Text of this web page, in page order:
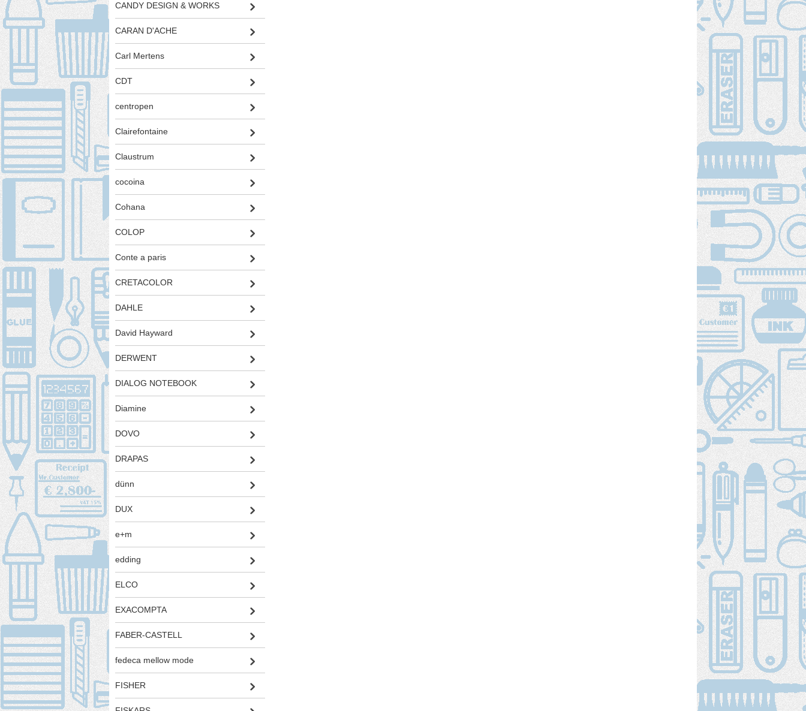
CANDY DESIGN & WORKS
CARAN D'ACHE
Carl Mertens
CDT
centropen
Clairefontaine
Claustrum
cocoina
Cohana
COLOP
Conte a paris
CRETACOLOR
DAHLE
David Hayward
DERWENT
DIALOG NOTEBOOK
Diamine
DOVO
DRAPAS
dünn
DUX
e+m
edding
ELCO
EXACOMPTA
FABER-CASTELL
fedeca mellow mode
FISHER